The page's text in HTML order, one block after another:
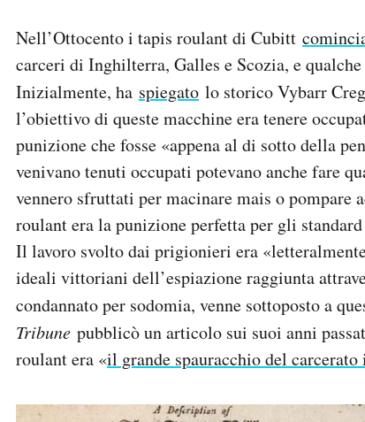
Nell’Ottocento i tapis roulant di Cubitt
carceri di Inghilterra, Galles e Scozia, e
Inizialmente, ha spiegato lo storico Vybarr
l’obiettivo di queste macchine era tenere
punizione che fosse «appena al di sotto della
venivano tenuti occupati potevano anche fare
vennero sfruttati per macinare mais o pompare
roulant era la punizione perfetta per gli
Il lavoro svolto dai prigionieri era
ideali vittoriani dell’espiazione raggiunta
condannato per sodomia, venne sottoposto a
Tribune pubblicò un articolo sui suoi anni
roulant era «il grande spauracchio del carcerato